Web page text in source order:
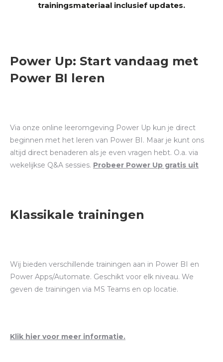
trainingsmateriaal inclusief updates.
Power Up: Start vandaag met
Power BI leren
Via onze online leeromgeving Power Up kun je direct
beginnen met het leren van Power BI. Maar je kunt ons
altijd direct benaderen als je even vragen hebt. O.a. via
wekelijkse Q&A sessies. Probeer Power Up gratis uit
Klassikale trainingen
Wij bieden verschillende trainingen aan in Power BI en
Power Apps/Automate. Geschikt voor elk niveau. We
geven de trainingen via MS Teams en op locatie.
Klik hier voor meer informatie.